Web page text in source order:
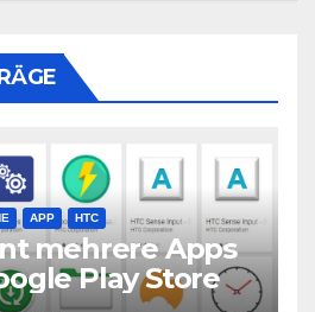
APP HTC
mehrere Apps
Play Store